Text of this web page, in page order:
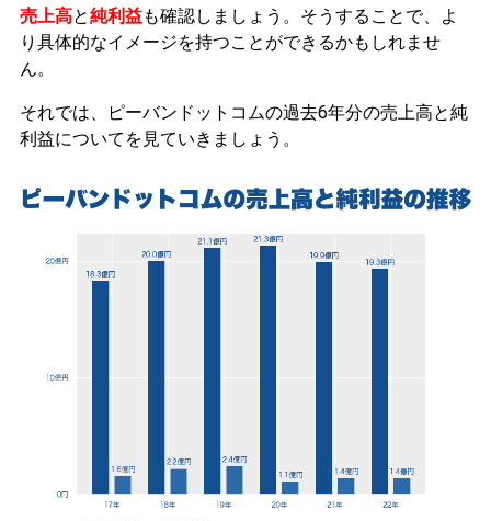
売上高と純利益も確認しましょう。そうすることで、よ
り具体的なイメージを持つことができるかもしれませ
ん。
それでは、ピーバンドットコムの過去6年分の売上高と純
利益についてを見ていきましょう。